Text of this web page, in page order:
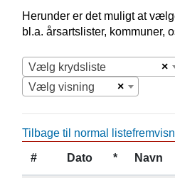
Herunder er det muligt at
bl.a. årsartslister, kommuner,
×
Vælg krydsliste
×
Vælg visning
Tilbage til normal
# Dato * Navn